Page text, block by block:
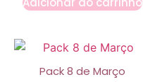
Pack 8 de Março